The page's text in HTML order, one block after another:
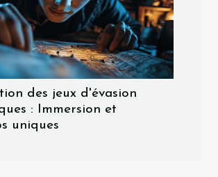
des jeux d'évasion
: Immersion et
uniques